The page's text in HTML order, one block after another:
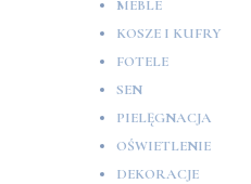
MEBLE
KOSZE I KUFRY
FOTELE
SEN
PIELĘGNACJA
OŚWIETLENIE
DEKORACJE